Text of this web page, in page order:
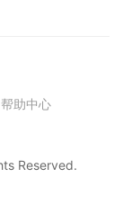
帮助中心
Reserved.